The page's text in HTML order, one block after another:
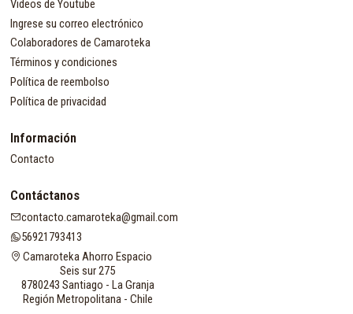
Videos de Youtube
Ingrese su correo electrónico
Colaboradores de Camaroteka
Términos y condiciones
Política de reembolso
Política de privacidad
Información
Contacto
Contáctanos
contacto.camaroteka@gmail.com
56921793413
Camaroteka Ahorro Espacio
Seis sur 275
8780243 Santiago - La Granja
Región Metropolitana - Chile